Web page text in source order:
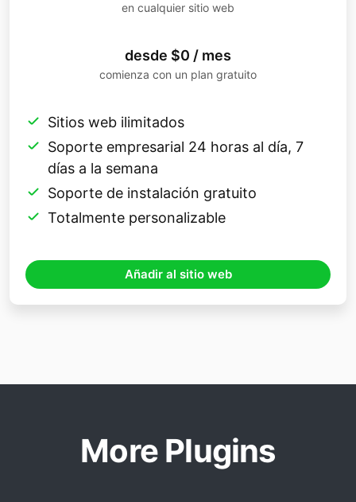
en cualquier sitio web
desde $0 / mes
comienza con un plan gratuito
Sitios web ilimitados
Soporte empresarial 24 horas al día, 7
días a la semana
Soporte de instalación gratuito
Totalmente personalizable
Añadir al sitio web
More Plugins